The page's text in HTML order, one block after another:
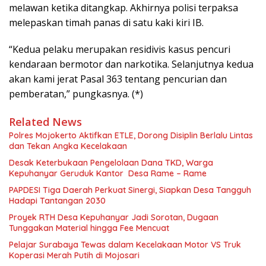
melawan ketika ditangkap. Akhirnya polisi terpaksa
melepaskan timah panas di satu kaki kiri IB.
“Kedua pelaku merupakan residivis kasus pencuri
kendaraan bermotor dan narkotika. Selanjutnya kedua
akan kami jerat Pasal 363 tentang pencurian dan
pemberatan,” pungkasnya. (*)
Related News
Polres Mojokerto Aktifkan ETLE, Dorong Disiplin Berlalu Lintas
dan Tekan Angka Kecelakaan
Desak Keterbukaan Pengelolaan Dana TKD, Warga
Kepuhanyar Geruduk Kantor Desa Rame – Rame
PAPDESI Tiga Daerah Perkuat Sinergi, Siapkan Desa Tangguh
Hadapi Tantangan 2030
Proyek RTH Desa Kepuhanyar Jadi Sorotan, Dugaan
Tunggakan Material hingga Fee Mencuat
Pelajar Surabaya Tewas dalam Kecelakaan Motor VS Truk
Koperasi Merah Putih di Mojosari